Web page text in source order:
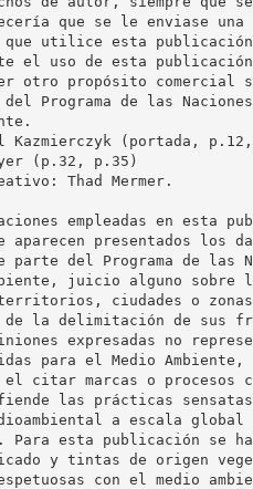
que se le enviase
que utilice esta publicación
el uso de esta
otro propósito comercial
Programa de las
Kazmierczyk (portada,
(p.32, p.35)
Thad Mermer.
empleadas en esta
aparecen presentados los
parte del Programa de las
juicio alguno
ciudades o
de la delimitación de sus
expresadas no
para el Medio Ambiente,
el citar marcas o procesos
las prácticas
a escala global
Para esta publicación se
y tintas de origen
con el medio